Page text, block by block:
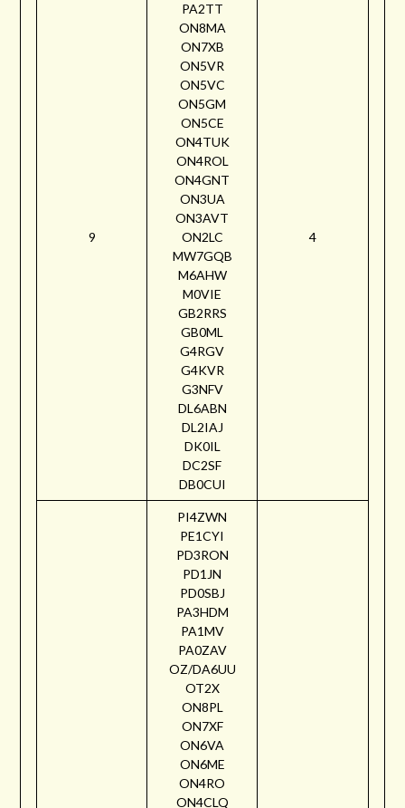
9
PA2TT
ON8MA
ON7XB
ON5VR
ON5VC
ON5GM
ON5CE
ON4TUK
ON4ROL
ON4GNT
ON3UA
ON3AVT
ON2LC
MW7GQB
M6AHW
M0VIE
GB2RRS
GB0ML
G4RGV
G4KVR
G3NFV
DL6ABN
DL2IAJ
DK0IL
DC2SF
DB0CUI
4
PI4ZWN
PE1CYI
PD3RON
PD1JN
PD0SBJ
PA3HDM
PA1MV
PA0ZAV
OZ/DA6UU
OT2X
ON8PL
ON7XF
ON6VA
ON6ME
ON4RO
ON4CLQ